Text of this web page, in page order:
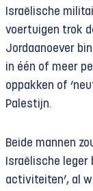
Israëlische
voertuigen trok
Jordaanoever
in één of meer
oppakken of
Palestijn.
Beide mannen
Israëlische
activiteiten’, al